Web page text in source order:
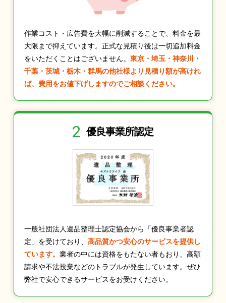
作業コスト・広告費を大幅に削減することで、料金を最
大限まで抑えています。正式な見積り後は一切追加料金
をいただくことはございません。 東京・埼玉・神奈川・
千葉・茨城・栃木・群馬の他社様より見積り額が高けれ
ば、費用をお値下げしますのでご相談ください。
2 優良事業所認定
一般社団法人遺品整理士認定協会から「優良事業者認
定」を受けており、 高品質かつ安心のサービスを提供し
ています。 業者の中には資格をもたない者もおり、高額
請求や不法投棄などのトラブルが発生しています。ぜひ
弊社で安心できるサービスをお受けください。